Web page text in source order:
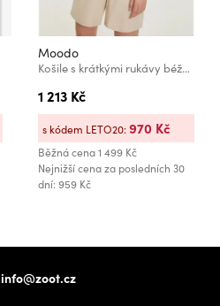
Moodo
Košile s krátkými rukávy béžová Moodo
1 213 Kč
Běžná cena1 499 Kč
Nejnižší cena za posledních 30
dní: 959 Kč
s kódem LETO20:970 Kč
info@zoot.cz